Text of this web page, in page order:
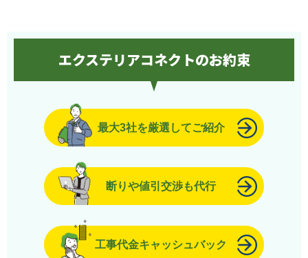
エクステリアコネクトのお約束
最大3社を厳選してご紹介
断りや値引交渉も代行
工事代金キャッシュバック